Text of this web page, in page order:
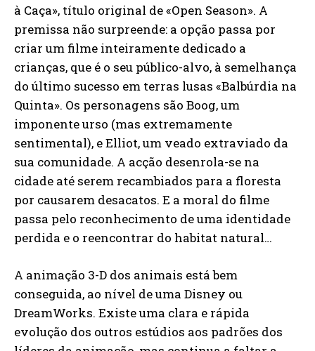
à Caça», título original de «Open Season». A
premissa não surpreende: a opção passa por
criar um filme inteiramente dedicado a
crianças, que é o seu público-alvo, à semelhança
do último sucesso em terras lusas «Balbúrdia na
Quinta». Os personagens são Boog, um
imponente urso (mas extremamente
sentimental), e Elliot, um veado extraviado da
sua comunidade. A acção desenrola-se na
cidade até serem recambiados para a floresta
por causarem desacatos. E a moral do filme
passa pelo reconhecimento de uma identidade
perdida e o reencontrar do habitat natural…
A animação 3-D dos animais está bem
conseguida, ao nível de uma Disney ou
DreamWorks. Existe uma clara e rápida
evolução dos outros estúdios aos padrões dos